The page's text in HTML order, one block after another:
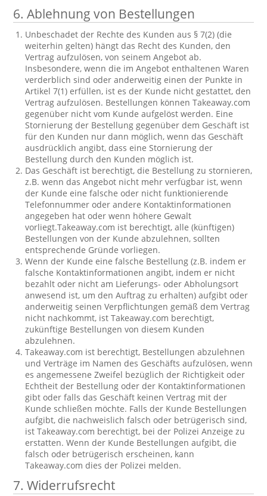
6. Ablehnung von Bestellungen
Unbeschadet der Rechte des Kunden aus § 7(2) (die
weiterhin gelten) hängt das Recht des Kunden, den
Vertrag aufzulösen, von seinem Angebot ab.
Insbesondere, wenn die im Angebot enthaltenen Waren
verderblich sind oder anderweitig einen der Punkte in
Artikel 7(1) erfüllen, ist es der Kunde nicht gestattet, den
Vertrag aufzulösen. Bestellungen können Takeaway.com
gegenüber nicht vom Kunde aufgelöst werden. Eine
Stornierung der Bestellung gegenüber dem Geschäft ist
für den Kunden nur dann möglich, wenn das Geschäft
ausdrücklich angibt, dass eine Stornierung der
Bestellung durch den Kunden möglich ist.
Das Geschäft ist berechtigt, die Bestellung zu stornieren,
z.B. wenn das Angebot nicht mehr verfügbar ist, wenn
der Kunde eine falsche oder nicht funktionierende
Telefonnummer oder andere Kontaktinformationen
angegeben hat oder wenn höhere Gewalt
vorliegt.Takeaway.com ist berechtigt, alle (künftigen)
Bestellungen von der Kunde abzulehnen, sollten
entsprechende Gründe vorliegen.
Wenn der Kunde eine falsche Bestellung (z.B. indem er
falsche Kontaktinformationen angibt, indem er nicht
bezahlt oder nicht am Lieferungs- oder Abholungsort
anwesend ist, um den Auftrag zu erhalten) aufgibt oder
anderweitig seinen Verpflichtungen gemäß dem Vertrag
nicht nachkommt, ist Takeaway.com berechtigt,
zukünftige Bestellungen von diesem Kunden
abzulehnen.
Takeaway.com ist berechtigt, Bestellungen abzulehnen
und Verträge im Namen des Geschäfts aufzulösen, wenn
es angemessene Zweifel bezüglich der Richtigkeit oder
Echtheit der Bestellung oder der Kontaktinformationen
gibt oder falls das Geschäft keinen Vertrag mit der
Kunde schließen möchte. Falls der Kunde Bestellungen
aufgibt, die nachweislich falsch oder betrügerisch sind,
ist Takeaway.com berechtigt, bei der Polizei Anzeige zu
erstatten. Wenn der Kunde Bestellungen aufgibt, die
falsch oder betrügerisch erscheinen, kann
Takeaway.com dies der Polizei melden.
7. Widerrufsrecht